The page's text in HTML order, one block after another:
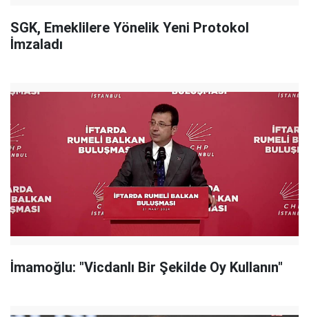
SGK, Emeklilere Yönelik Yeni Protokol
İmzaladı
İmamoğlu: "Vicdanlı Bir Şekilde Oy Kullanın"